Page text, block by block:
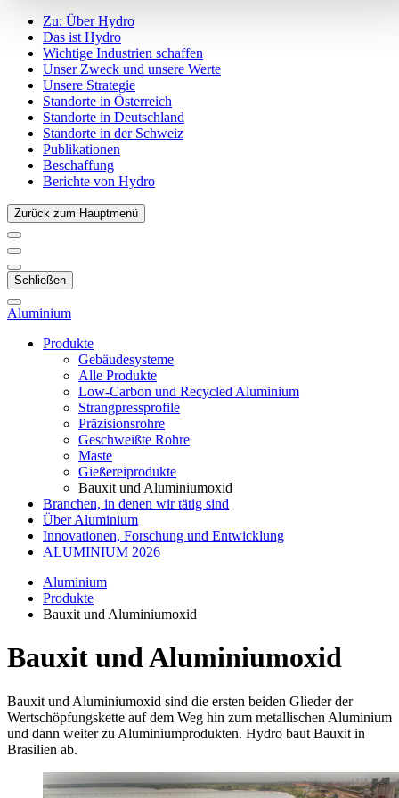
Zu: Über Hydro
Das ist Hydro
Wichtige Industrien schaffen
Unser Zweck und unsere Werte
Unsere Strategie
Standorte in Österreich
Standorte in Deutschland
Standorte in der Schweiz
Publikationen
Beschaffung
Berichte von Hydro
Zurück zum Hauptmenü
Schließen
Aluminium
Produkte
Gebäudesysteme
Alle Produkte
Low-Carbon und Recycled Aluminium
Strangpressprofile
Präzisionsrohre
Geschweißte Rohre
Maste
Gießereiprodukte
Bauxit und Aluminiumoxid
Branchen, in denen wir tätig sind
Über Aluminium
Innovationen, Forschung und Entwicklung
ALUMINIUM 2026
Aluminium
Produkte
Bauxit und Aluminiumoxid
Bauxit und Aluminiumoxid
Bauxit und Aluminiumoxid sind die ersten beiden Glieder der
Wertschöpfungskette auf dem Weg hin zum metallischen Aluminium
und dann weiter zu Aluminiumprodukten. Hydro baut Bauxit in
Brasilien ab.